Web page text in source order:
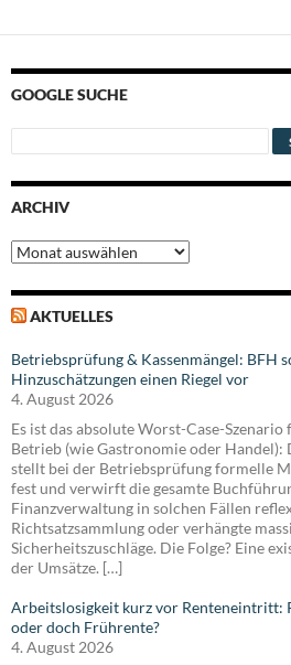
GOOGLE SUCHE
ARCHIV
Archiv
AKTUELLES
Betriebsprüfung & Kassenmängel: BFH
Hinzuschätzungen einen Riegel vor
4. August 2026
Es ist das absolute Worst-Case-
Betrieb (wie Gastronomie oder Handel):
stellt bei der Betriebsprüfung formelle
fest und verwirft die gesamte
Finanzverwaltung in solchen Fällen
Richtsatzsammlung oder verhängte
Sicherheitszuschläge. Die Folge? Eine
der Umsätze. […]
Arbeitslosigkeit kurz vor Renteneintritt:
oder doch Frührente?
4. August 2026